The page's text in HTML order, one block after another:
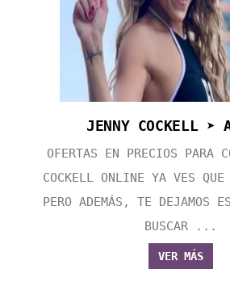
JENNY COCKELL ➤
OFERTAS EN PRECIOS PARA
COCKELL ONLINE YA VES
PERO ADEMÁS, TE DEJAMOS
BUSCAR ...
VER MÁS